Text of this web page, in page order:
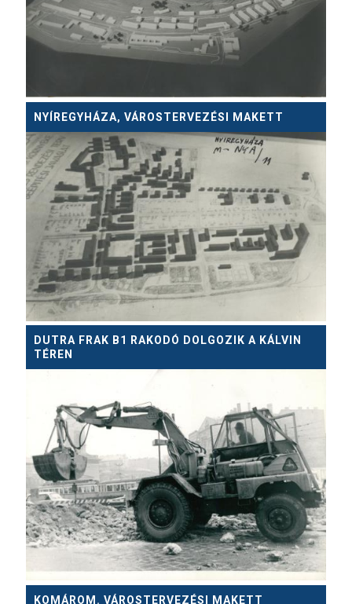
NYÍREGYHÁZA, VÁROSTERVEZÉSI MAKETT
DUTRA FRAK B1 RAKODÓ DOLGOZIK A KÁLVIN
TÉREN
KOMÁROM. VÁROSTERVEZÉSI MAKETT